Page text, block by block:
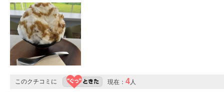
このクチコミに 現在： 4人